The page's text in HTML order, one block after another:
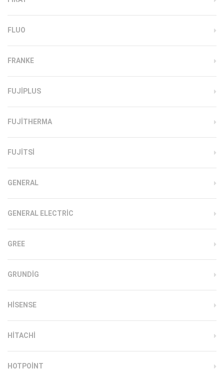
FLUO
FRANKE
FUJIPLUS
FUJITHERMA
FUJITSI
GENERAL
GENERAL ELECTRIC
GREE
GRUNDIG
HISENSE
HITACHI
HOTPOINT